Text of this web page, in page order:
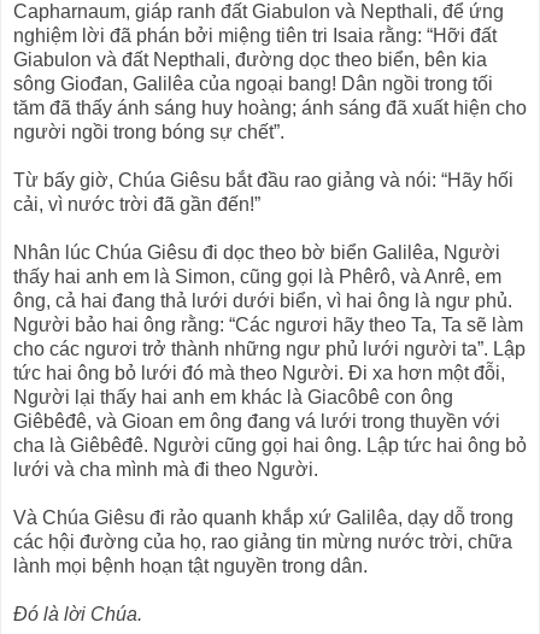
Capharnaum, giáp ranh đất Giabulon và Nepthali, để ứng
nghiệm lời đã phán bởi miệng tiên tri Isaia rằng: “Hỡi đất
Giabulon và đất Nepthali, đường dọc theo biển, bên kia
sông Giođan, Galilêa của ngoại bang! Dân ngồi trong tối
tăm đã thấy ánh sáng huy hoàng; ánh sáng đã xuất hiện cho
người ngồi trong bóng sự chết”.
Từ bấy giờ, Chúa Giêsu bắt đầu rao giảng và nói: “Hãy hối
cải, vì nước trời đã gần đến!”
Nhân lúc Chúa Giêsu đi dọc theo bờ biển Galilêa, Người
thấy hai anh em là Simon, cũng gọi là Phêrô, và Anrê, em
ông, cả hai đang thả lưới dưới biển, vì hai ông là ngư phủ.
Người bảo hai ông rằng: “Các ngươi hãy theo Ta, Ta sẽ làm
cho các ngươi trở thành những ngư phủ lưới người ta”. Lập
tức hai ông bỏ lưới đó mà theo Người. Ði xa hơn một đỗi,
Người lại thấy hai anh em khác là Giacôbê con ông
Giêbêđê, và Gioan em ông đang vá lưới trong thuyền với
cha là Giêbêđê. Người cũng gọi hai ông. Lập tức hai ông bỏ
lưới và cha mình mà đi theo Người.
Và Chúa Giêsu đi rảo quanh khắp xứ Galilêa, dạy dỗ trong
các hội đường của họ, rao giảng tin mừng nước trời, chữa
lành mọi bệnh hoạn tật nguyền trong dân.
Ðó là lời Chúa.